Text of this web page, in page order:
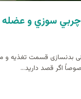
روزه براي چربي سوزي و عضله
بدنسازی قسمت تغذیه و
اگر قصد دارید...